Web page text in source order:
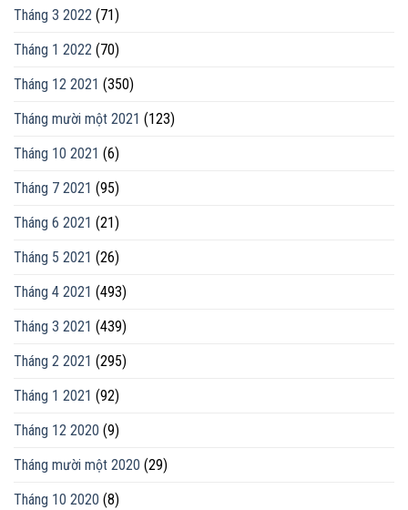
Tháng 3 2022 (71)
Tháng 1 2022 (70)
Tháng 12 2021 (350)
Tháng mười một 2021 (123)
Tháng 10 2021 (6)
Tháng 7 2021 (95)
Tháng 6 2021 (21)
Tháng 5 2021 (26)
Tháng 4 2021 (493)
Tháng 3 2021 (439)
Tháng 2 2021 (295)
Tháng 1 2021 (92)
Tháng 12 2020 (9)
Tháng mười một 2020 (29)
Tháng 10 2020 (8)